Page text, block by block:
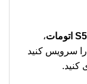
،
سرویس کنید
کنید.